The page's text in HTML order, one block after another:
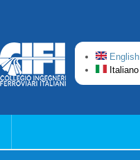
English
Italiano